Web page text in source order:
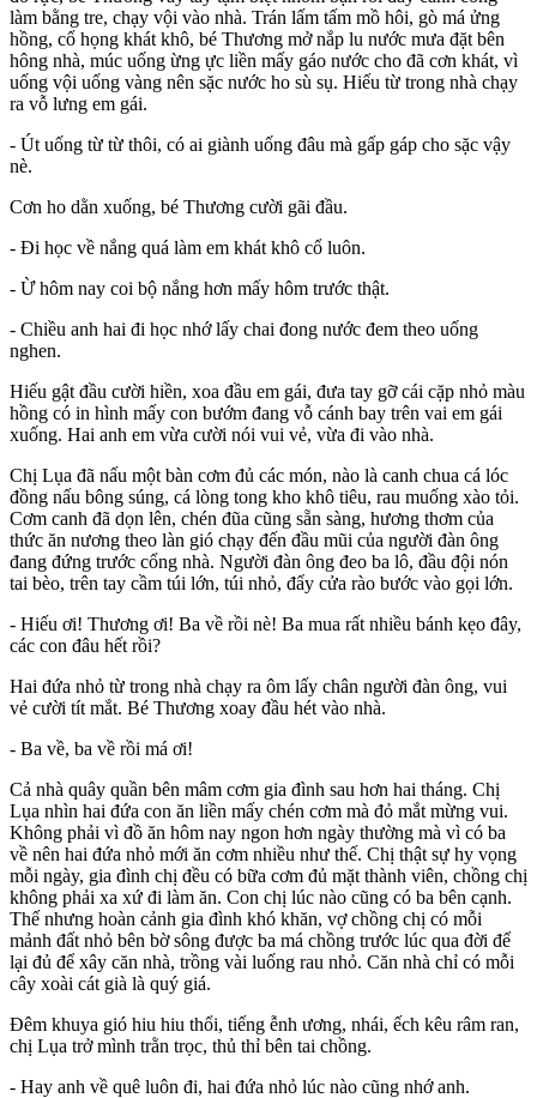
làm bằng tre, chạy vội vào nhà. Trán lấm tấm mồ hôi, gò má ửng
hồng, cổ họng khát khô, bé Thương mở nắp lu nước mưa đặt bên
hông nhà, múc uống ừng ực liền mấy gáo nước cho đã cơn khát, vì
uống vội uống vàng nên sặc nước ho sù sụ. Hiếu từ trong nhà chạy
ra vỗ lưng em gái.
- Út uống từ từ thôi, có ai giành uống đâu mà gấp gáp cho sặc vậy
nè.
Cơn ho dằn xuống, bé Thương cười gãi đầu.
- Đi học về nắng quá làm em khát khô cổ luôn.
- Ừ hôm nay coi bộ nắng hơn mấy hôm trước thật.
- Chiều anh hai đi học nhớ lấy chai đong nước đem theo uống
nghen.
Hiếu gật đầu cười hiền, xoa đầu em gái, đưa tay gỡ cái cặp nhỏ màu
hồng có in hình mấy con bướm đang vỗ cánh bay trên vai em gái
xuống. Hai anh em vừa cười nói vui vẻ, vừa đi vào nhà.
Chị Lụa đã nấu một bàn cơm đủ các món, nào là canh chua cá lóc
đồng nấu bông súng, cá lòng tong kho khô tiêu, rau muống xào tỏi.
Cơm canh đã dọn lên, chén đũa cũng sẵn sàng, hương thơm của
thức ăn nương theo làn gió chạy đến đầu mũi của người đàn ông
đang đứng trước cổng nhà. Người đàn ông đeo ba lô, đầu đội nón
tai bèo, trên tay cầm túi lớn, túi nhỏ, đẩy cửa rào bước vào gọi lớn.
- Hiếu ơi! Thương ơi! Ba về rồi nè! Ba mua rất nhiều bánh kẹo đây,
các con đâu hết rồi?
Hai đứa nhỏ từ trong nhà chạy ra ôm lấy chân người đàn ông, vui
vẻ cười tít mắt. Bé Thương xoay đầu hét vào nhà.
- Ba về, ba về rồi má ơi!
Cả nhà quây quần bên mâm cơm gia đình sau hơn hai tháng. Chị
Lụa nhìn hai đứa con ăn liền mấy chén cơm mà đỏ mắt mừng vui.
Không phải vì đồ ăn hôm nay ngon hơn ngày thường mà vì có ba
về nên hai đứa nhỏ mới ăn cơm nhiều như thế. Chị thật sự hy vọng
mỗi ngày, gia đình chị đều có bữa cơm đủ mặt thành viên, chồng chị
không phải xa xứ đi làm ăn. Con chị lúc nào cũng có ba bên cạnh.
Thế nhưng hoàn cảnh gia đình khó khăn, vợ chồng chị có mỗi
mảnh đất nhỏ bên bờ sông được ba má chồng trước lúc qua đời để
lại đủ để xây căn nhà, trồng vài luống rau nhỏ. Căn nhà chỉ có mỗi
cây xoài cát già là quý giá.
Đêm khuya gió hiu hiu thổi, tiếng ễnh ương, nhái, ếch kêu râm ran,
chị Lụa trở mình trằn trọc, thủ thỉ bên tai chồng.
- Hay anh về quê luôn đi, hai đứa nhỏ lúc nào cũng nhớ anh.